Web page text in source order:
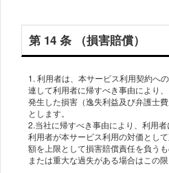
第 14 条 （損害賠償）
1. 利⽤者は、本サービス利⽤契約へ
連して利用者に帰すべき事由により
発⽣した損害（逸失利益及び弁護⼠
とします。
2.当社に帰すべき事由により、利⽤者
利⽤者が本サービス利⽤の対価とし
額を上限として損害賠償責任を負う
または重⼤な過失がある場合はこの限